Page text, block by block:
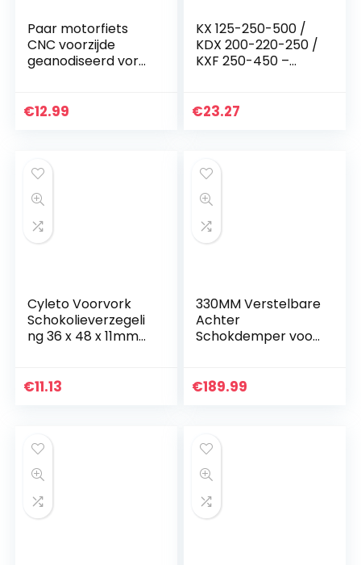
Paar motorfiets
CNC voorzijde
geanodiseerd vork
Tracer/Tracer 900
€12.99
KX 125-250-500 /
KDX 200-220-250 /
KXF 250-450 –
€23.27
Cyleto Voorvork
Schokolieverzegeli
ng 36 x 48 x 11mm
1986 1987 1988
€11.13
330MM Verstelbare
Achter
Schokdemper voor
wa-sa-ki ZRX
€189.99